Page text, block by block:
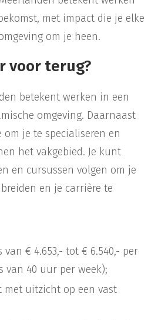
met impact die je elke
om je heen.
voor terug?
betekent werken in een
omgeving. Daarnaast
je te specialiseren en
het vakgebied. Je kunt
en cursussen volgen om je
en je carrière te
€ 4.653,- tot € 6.540,- per
van 40 uur per week);
met uitzicht op een vast